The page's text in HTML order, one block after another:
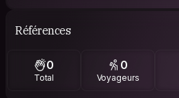
Références
0
Total
0
Voyageurs